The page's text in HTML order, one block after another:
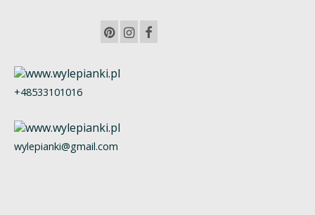
+48533101016
wylepianki@gmail.com